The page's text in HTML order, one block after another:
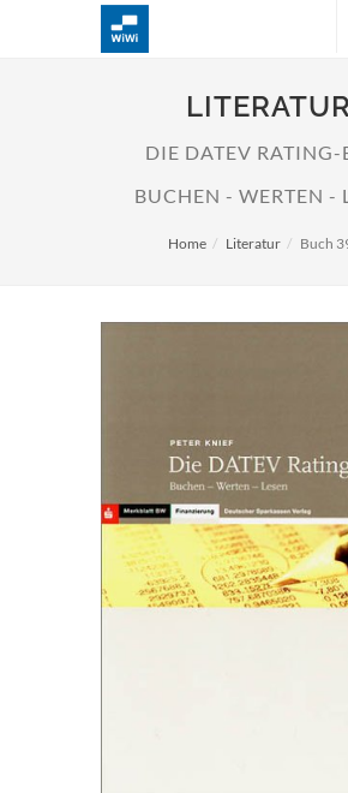
LITERATUR
DIE DATEV RATING-
BUCHEN - WERTEN -
Home Literatur Buch